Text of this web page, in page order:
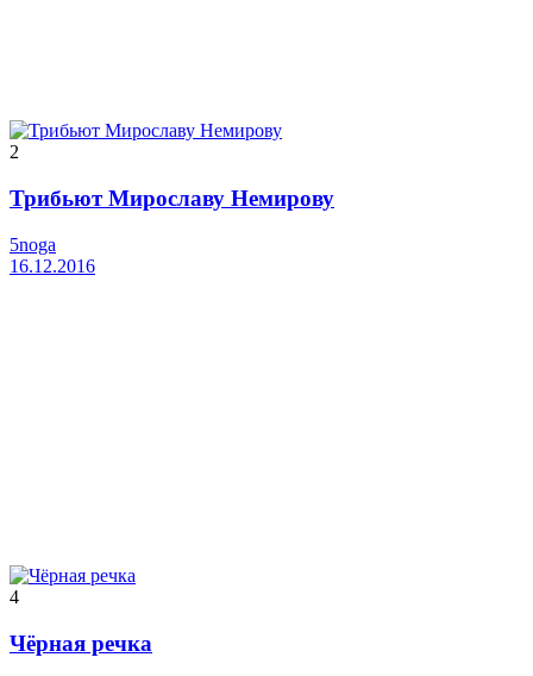
2
Трибьют Мирославу Немирову
5noga
16.12.2016
4
Чёрная речка